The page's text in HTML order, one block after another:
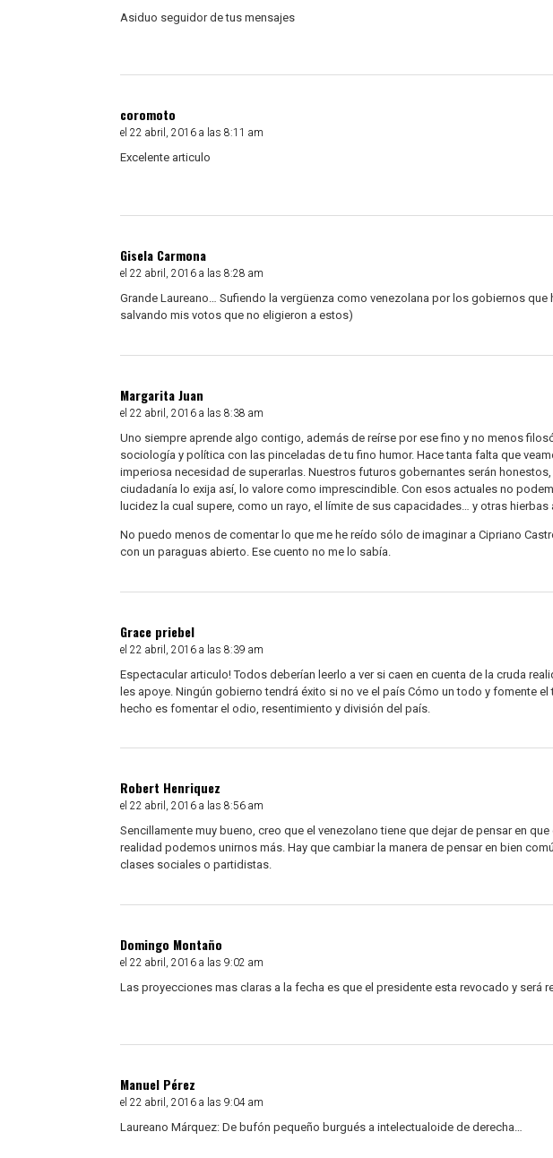
Asiduo seguidor de tus mensajes
coromoto
el 22 abril, 2016 a las 8:11 am
Excelente articulo
Gisela Carmona
el 22 abril, 2016 a las 8:28 am
Grande Laureano… Sufiendo la vergüenza como venezolana por los gobiernos
salvando mis votos que no eligieron a estos)
Margarita Juan
el 22 abril, 2016 a las 8:38 am
Uno siempre aprende algo contigo, además de reírse por ese fino y no menos
sociología y política con las pinceladas de tu fino humor. Hace tanta falta que
imperiosa necesidad de superarlas. Nuestros futuros gobernantes serán
ciudadanía lo exija así, lo valore como imprescindible. Con esos actuales no
lucidez la cual supere, como un rayo, el límite de sus capacidades… y otras hierbas
No puedo menos de comentar lo que me he reído sólo de imaginar a Cipriano
con un paraguas abierto. Ese cuento no me lo sabía.
Grace priebel
el 22 abril, 2016 a las 8:39 am
Espectacular articulo! Todos deberían leerlo a ver si caen en cuenta de la cruda
les apoye. Ningún gobierno tendrá éxito si no ve el país Cómo un todo y fomente
hecho es fomentar el odio, resentimiento y división del país.
Robert Henriquez
el 22 abril, 2016 a las 8:56 am
Sencillamente muy bueno, creo que el venezolano tiene que dejar de pensar en
realidad podemos unirnos más. Hay que cambiar la manera de pensar en bien
clases sociales o partidistas.
Domingo Montaño
el 22 abril, 2016 a las 9:02 am
Las proyecciones mas claras a la fecha es que el presidente esta revocado y será
Manuel Pérez
el 22 abril, 2016 a las 9:04 am
Laureano Márquez: De bufón pequeño burgués a intelectualoide de derecha…